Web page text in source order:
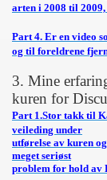
arten i 2008 til 2009,
Part 4. Er en video
og til foreldrene
3. Mine
kuren for
Part 1.Stor takk til
veileding under
utførelse av kuren
meget seriøst
problem for hold av